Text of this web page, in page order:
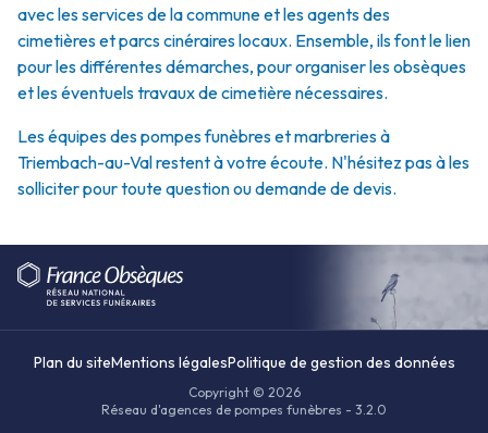
avec les services de la commune et les agents des
cimetières et parcs cinéraires locaux. Ensemble, ils font le lien
pour les différentes démarches, pour organiser les obsèques
et les éventuels travaux de cimetière nécessaires.
Les équipes des pompes funèbres et marbreries à
Triembach-au-Val restent à votre écoute. N'hésitez pas à les
solliciter pour toute question ou demande de devis.
Plan du siteMentions légalesPolitique de gestion des données
Copyright © 2026
Réseau d'agences de pompes funèbres - 3.2.0